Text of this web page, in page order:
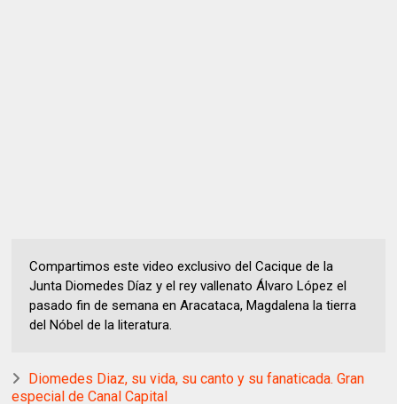
Compartimos este video exclusivo del Cacique de la
Junta Diomedes Díaz y el rey vallenato Álvaro López el
pasado fin de semana en Aracataca, Magdalena la tierra
del Nóbel de la literatura.
Diomedes Diaz, su vida, su canto y su fanaticada. Gran
especial de Canal Capital